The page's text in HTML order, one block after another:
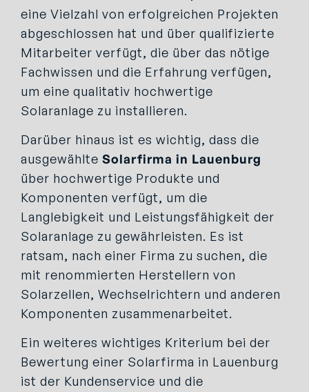
eine Vielzahl von erfolgreichen Projekten
abgeschlossen hat und über qualifizierte
Mitarbeiter verfügt, die über das nötige
Fachwissen und die Erfahrung verfügen,
um eine qualitativ hochwertige
Solaranlage zu installieren.
Darüber hinaus ist es wichtig, dass die
ausgewählte Solarfirma in Lauenburg
über hochwertige Produkte und
Komponenten verfügt, um die
Langlebigkeit und Leistungsfähigkeit der
Solaranlage zu gewährleisten. Es ist
ratsam, nach einer Firma zu suchen, die
mit renommierten Herstellern von
Solarzellen, Wechselrichtern und anderen
Komponenten zusammenarbeitet.
Ein weiteres wichtiges Kriterium bei der
Bewertung einer Solarfirma in Lauenburg
ist der Kundenservice und die